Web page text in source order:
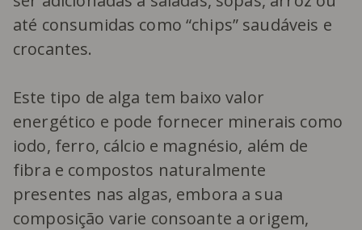
até consumidas como “chips” saudáveis e
crocantes.
Este tipo de alga tem baixo valor
energético e pode fornecer minerais como
iodo, ferro, cálcio e magnésio, além de
fibra e compostos naturalmente
presentes nas algas, embora a sua
composição varie consoante a origem,